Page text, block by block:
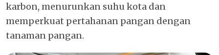
karbon, menurunkan suhu kota dan
memperkuat pertahanan pangan dengan
tanaman pangan.